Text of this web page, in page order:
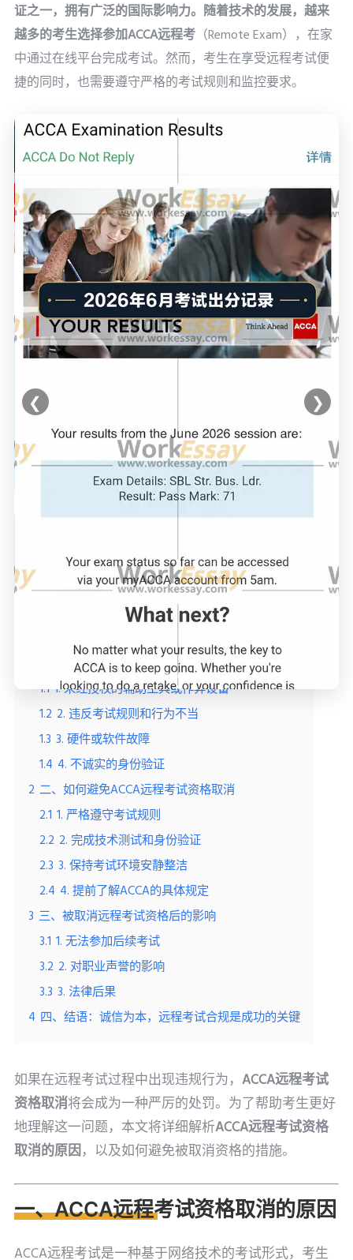
证之一，拥有广泛的国际影响力。随着技术的发展，越来
越多的考生选择参加ACCA远程考（Remote Exam），在家
中通过在线平台完成考试。然而，考生在享受远程考试便
捷的同时，也需要遵守严格的考试规则和监控要求。
❮ ❯
一、ACCA远程考试资格取消的原因
1.1 1. 未经授权的辅助工具或作弊设备
1.2 2. 违反考试规则和行为不当
1.3 3. 硬件或软件故障
1.4 4. 不诚实的身份验证
2 二、如何避免ACCA远程考试资格取消
2.1 1. 严格遵守考试规则
2.2 2. 完成技术测试和身份验证
2.3 3. 保持考试环境安静整洁
2.4 4. 提前了解ACCA的具体规定
3 三、被取消远程考试资格后的影响
3.1 1. 无法参加后续考试
3.2 2. 对职业声誉的影响
3.3 3. 法律后果
4 四、结语：诚信为本，远程考试合规是成功的关键
如果在远程考试过程中出现违规行为， ACCA远程考试
资格取消将会成为一种严厉的处罚。为了帮助考生更好
地理解这一问题，本文将详细解析ACCA远程考试资格
取消的原因，以及如何避免被取消资格的措施。
一、ACCA远程考试资格取消的原因
ACCA远程考试是一种基于网络技术的考试形式，考生